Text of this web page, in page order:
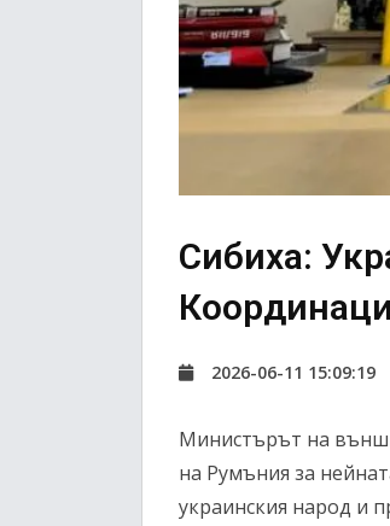
Сибиха:
2026-06-11 15:09:19
Министърът на
на Румъния за
украинския народ и